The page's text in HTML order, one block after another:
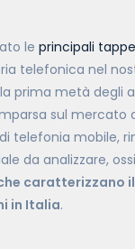
le principali tappe
telefonica nel
prima metà degli
sul mercato
telefonia mobile,
da analizzare,
caratterizzano
in Italia.